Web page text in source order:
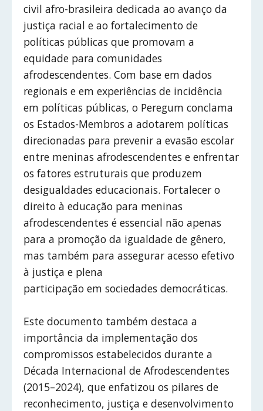
civil afro-brasileira dedicada ao avanço da
justiça racial e ao fortalecimento de
políticas públicas que promovam a
equidade para comunidades
afrodescendentes. Com base em dados
regionais e em experiências de incidência
em políticas públicas, o Peregum conclama
os Estados-Membros a adotarem políticas
direcionadas para prevenir a evasão escolar
entre meninas afrodescendentes e enfrentar
os fatores estruturais que produzem
desigualdades educacionais. Fortalecer o
direito à educação para meninas
afrodescendentes é essencial não apenas
para a promoção da igualdade de gênero,
mas também para assegurar acesso efetivo
à justiça e plena
participação em sociedades democráticas.
Este documento também destaca a
importância da implementação dos
compromissos estabelecidos durante a
Década Internacional de Afrodescendentes
(2015–2024), que enfatizou os pilares de
reconhecimento, justiça e desenvolvimento